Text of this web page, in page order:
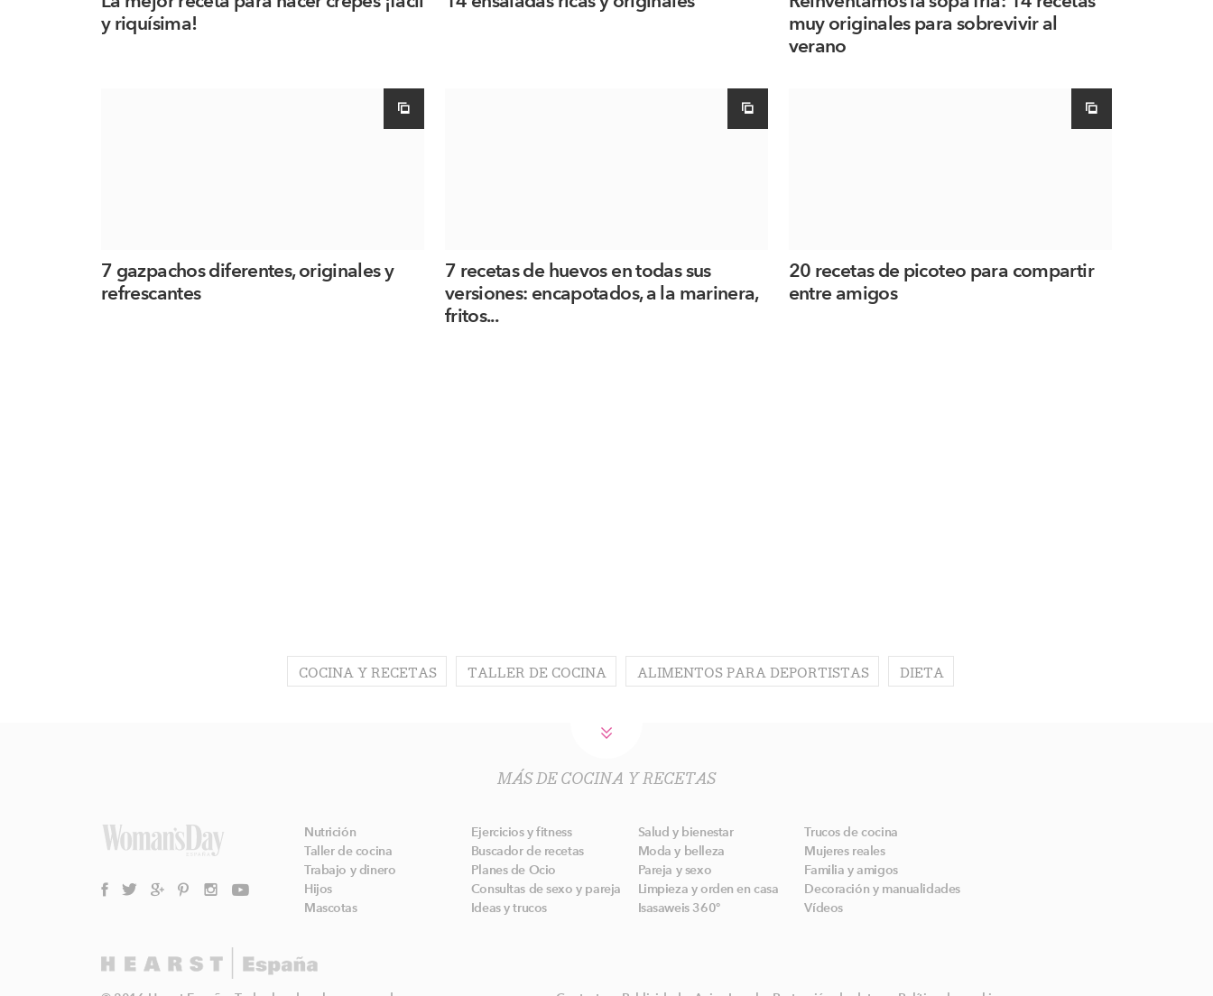
y riquísima!
muy originales para sobrevivir al
verano
7 gazpachos diferentes, originales y
refrescantes
7 recetas de huevos en todas sus
versiones: encapotados, a la marinera,
fritos...
20 recetas de picoteo para compartir
entre amigos
COCINA Y RECETAS TALLER DE COCINA ALIMENTOS PARA DEPORTISTAS DIETA
MÁS DE COCINA Y RECETAS
Nutrición Ejercicios y fitness Salud y bienestar
Trucos de cocina
Taller de cocina
Buscador de recetas Moda y belleza
Mujeres reales
Trabajo y dinero
Planes de Ocio Pareja y sexo
Familia y amigos
Hijos
Consultas de sexo y pareja Limpieza y orden en casa
Decoración y manualidades
Mascotas
Ideas y trucos Isasaweis 360º Vídeos